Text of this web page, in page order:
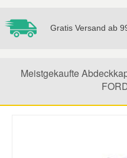
Gratis Versand ab
Meistgekaufte
Jeep Ersatzteile
Kia Ersatzteile